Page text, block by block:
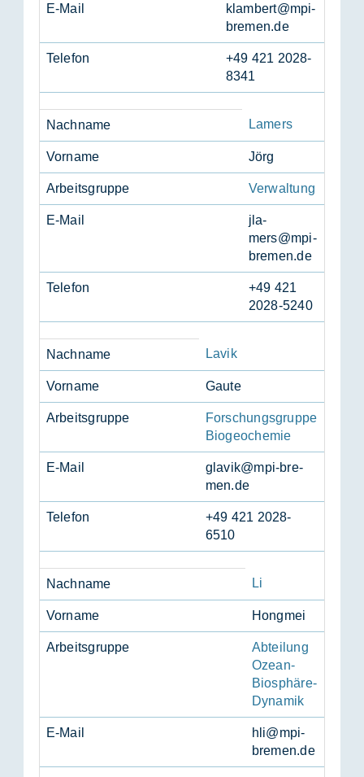
E-Mail
klam­bert@mpi-
bre­men.de
Te­le­fon
+49 421 2028-
8341
Nach­na­me Lamers
Vor­na­me Jörg
Ar­beits­grup­pe Verwaltung
E-Mail
jla­
mers@mpi-
bre­men.de
Te­le­fon
+49 421
2028-5240
Nach­na­me Lavik
Vor­na­me Gau­te
Ar­beits­grup­pe
Forschungsgruppe
Biogeochemie
E-Mail
gla­vik@mpi-bre­
men.de
Te­le­fon
+49 421 2028-
6510
Nach­na­me Li
Vor­na­me Hong­mei
Ar­beits­grup­pe
Abteilung
Ozean-
Biosphäre-
Dynamik
E-Mail
hli@mpi-
bre­men.de